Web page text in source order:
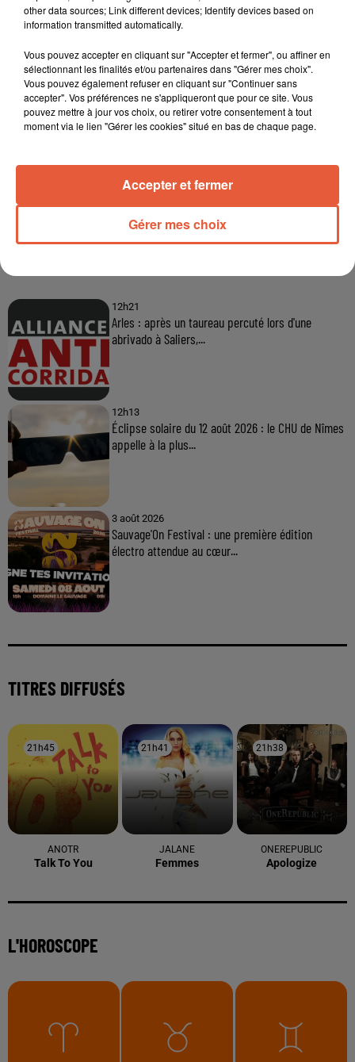
12h21
Arles : après un taureau percuté lors d'une
abrivado à Saliers,...
12h13
Éclipse solaire du 12 août 2026 : le CHU de Nîmes
appelle à la plus...
3 août 2026
Sauvage'On Festival : une première édition
électro attendue au cœur...
TITRES DIFFUSÉS
21h45
21h45
ANOTR
Talk To You
21h41
21h41
JALANE
Femmes
21h38
21h38
ONEREPUBLIC
Apologize
L'HOROSCOPE
other data sources; Link different devices; Identify devices based on
information transmitted automatically.
Vous pouvez accepter en cliquant sur "Accepter et fermer", ou affiner en
sélectionnant les finalités et/ou partenaires dans "Gérer mes choix".
Vous pouvez également refuser en cliquant sur "Continuer sans
accepter". Vos préférences ne s'appliqueront que pour ce site. Vous
pouvez mettre à jour vos choix, ou retirer votre consentement à tout
moment via le lien "Gérer les cookies" situé en bas de chaque page.
Gérer mes choix
Accepter et fermer